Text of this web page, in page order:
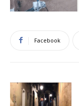
Facebook